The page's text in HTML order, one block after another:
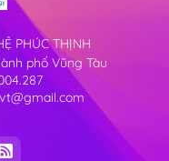
PHÚC THỊNH
phố Vũng Tàu